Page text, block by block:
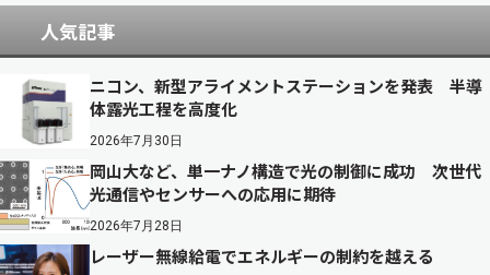
人気記事
ニコン、新型アライメントステーションを発表 半導
体露光工程を高度化
2026年7月30日
岡山大など、単一ナノ構造で光の制御に成功 次世代
光通信やセンサーへの応用に期待
2026年7月28日
レーザー無線給電でエネルギーの制約を越える